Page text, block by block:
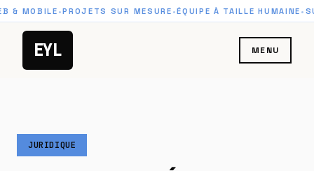
Aller au contenu principal
& MOBILE•PROJETS SUR MESURE •ÉQUIPE À TAILLE HUMAINE•
EYL MENU
JURIDIQUE